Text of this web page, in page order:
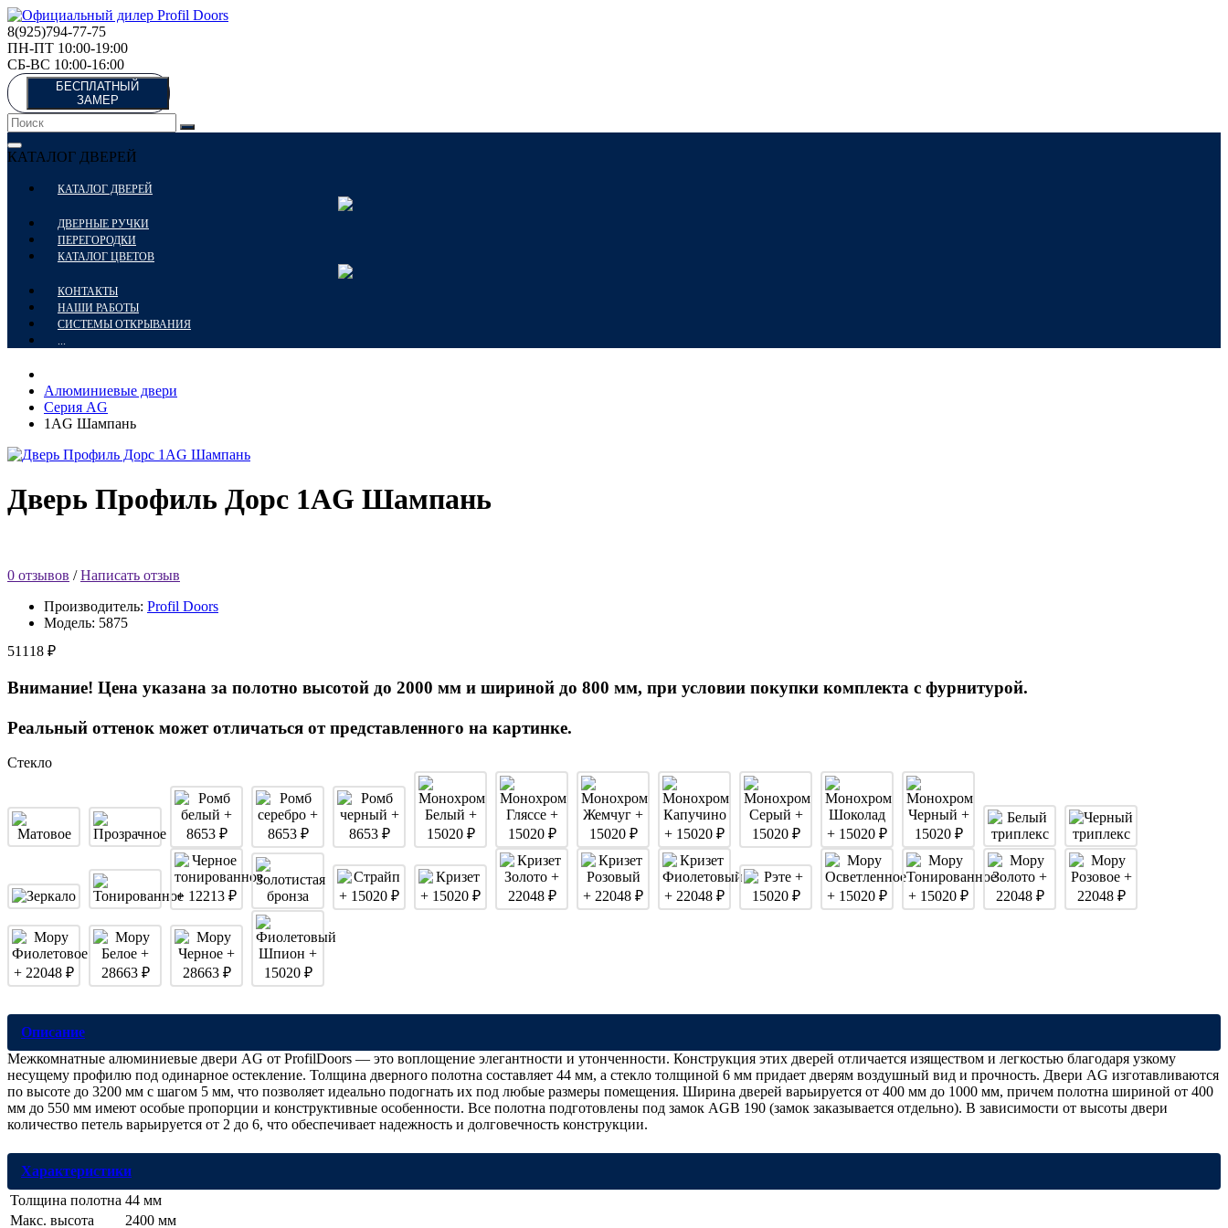
8(925)794-77-75
ПН-ПТ 10:00-19:00
СБ-ВС 10:00-16:00
БЕСПЛАТНЫЙ
ЗАМЕР
КАТАЛОГ ДВЕРЕЙ
КАТАЛОГ ДВЕРЕЙ
ДВЕРНЫЕ РУЧКИ
ПЕРЕГОРОДКИ
КАТАЛОГ ЦВЕТОВ
КОНТАКТЫ
НАШИ РАБОТЫ
СИСТЕМЫ ОТКРЫВАНИЯ
...
Алюминиевые двери
Серия AG
1AG Шампань
Дверь Профиль Дорс 1AG Шампань
0 отзывов /Написать отзыв
Производитель: Profil Doors
Модель: 5875
51118 ₽
Внимание! Цена указана за полотно высотой до 2000 мм и шириной до 800 мм, при условии покупки комплекта с фурнитурой.
Реальный оттенок может отличаться от представленного на картинке.
Стекло
Описание
Межкомнатные алюминиевые двери AG от ProfilDoors — это воплощение элегантности и утонченности. Конструкция этих дверей отличается изяществом и легкостью благодаря узкому
несущему профилю под одинарное остекление. Толщина дверного полотна составляет 44 мм, а стекло толщиной 6 мм придает дверям воздушный вид и прочность. Двери AG изготавливаются
по высоте до 3200 мм с шагом 5 мм, что позволяет идеально подогнать их под любые размеры помещения. Ширина дверей варьируется от 400 мм до 1000 мм, причем полотна шириной от 400
мм до 550 мм имеют особые пропорции и конструктивные особенности. Все полотна подготовлены под замок AGB 190 (замок заказывается отдельно). В зависимости от высоты двери
количество петель варьируется от 2 до 6, что обеспечивает надежность и долговечность конструкции.
Характеристики
Толщина полотна 44 мм
Макс. высота
2400 мм